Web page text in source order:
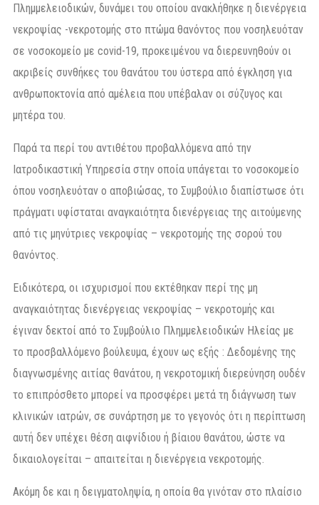
Πλημμελειοδικών, δυνάμει του οποίου ανακλήθηκε η διενέργεια
νεκροψίας -νεκροτομής στο πτώμα θανόντος που νοσηλευόταν
σε νοσοκομείο με covid-19, προκειμένου να διερευνηθούν οι
ακριβείς συνθήκες του θανάτου του ύστερα από έγκληση για
ανθρωποκτονία από αμέλεια που υπέβαλαν οι σύζυγος και
μητέρα του.
Παρά τα περί του αντιθέτου προβαλλόμενα από την
Ιατροδικαστική Υπηρεσία στην οποία υπάγεται το νοσοκομείο
όπου νοσηλευόταν ο αποβιώσας, το Συμβούλιο διαπίστωσε ότι
πράγματι υφίσταται αναγκαιότητα διενέργειας της αιτούμενης
από τις μηνύτριες νεκροψίας – νεκροτομής της σορού του
θανόντος.
Ειδικότερα, οι ισχυρισμοί που εκτέθηκαν περί της μη
αναγκαιότητας διενέργειας νεκροψίας – νεκροτομής και
έγιναν δεκτοί από το Συμβούλιο Πλημμελειοδικών Ηλείας με
το προσβαλλόμενο βούλευμα, έχουν ως εξής : Δεδομένης της
διαγνωσμένης αιτίας θανάτου, η νεκροτομική διερεύνηση ουδέν
το επιπρόσθετο μπορεί να προσφέρει μετά τη διάγνωση των
κλινικών ιατρών, σε συνάρτηση με το γεγονός ότι η περίπτωση
αυτή δεν υπέχει θέση αιφνίδιου ή βίαιου θανάτου, ώστε να
δικαιολογείται – απαιτείται η διενέργεια νεκροτομής.
Ακόμη δε και η δειγματοληψία, η οποία θα γινόταν στο πλαίσιο